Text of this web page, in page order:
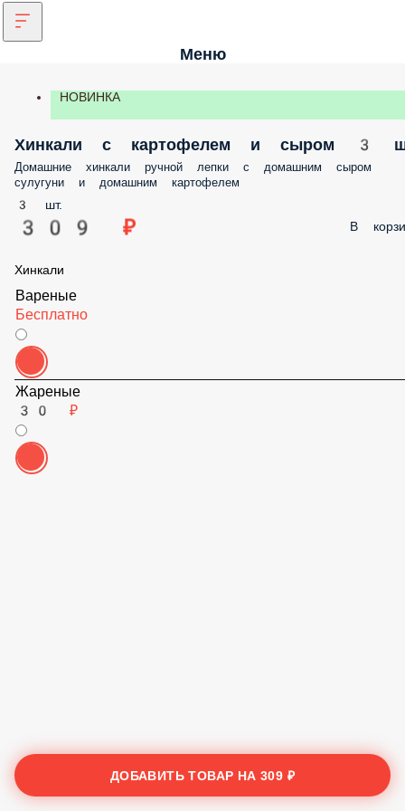
Меню
НОВИНКА
Хинкали с картофелем и сыром 3
шт
Домашние хинкали ручной лепки с домашним сыром сулугуни и
домашним картофелем
3 шт.
Хинкали
Вареные
Бесплатно
Жареные
30 ₽
ДОБАВИТЬ ТОВАР НА309 ₽